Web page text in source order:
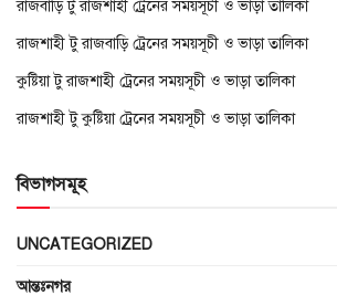
রাজবাড়ি টু রাজশাহী ট্রেনের সময়সূচী ও ভাড়া তালিকা
রাজশাহী টু রাজবাড়ি ট্রেনের সময়সূচী ও ভাড়া তালিকা
কুষ্টিয়া টু রাজশাহী ট্রেনের সময়সূচী ও ভাড়া তালিকা
রাজশাহী টু কুষ্টিয়া ট্রেনের সময়সূচী ও ভাড়া তালিকা
বিভাগসমূহ
UNCATEGORIZED
আন্তঃনগর